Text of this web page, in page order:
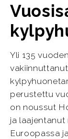
Yli 135
perustettu
on noussut
ja laajentanut
Euroopassa